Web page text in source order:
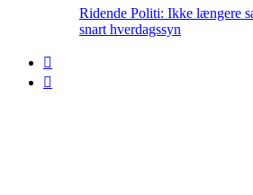
Ridende Politi: Ikke længere
snart hverdagssyn